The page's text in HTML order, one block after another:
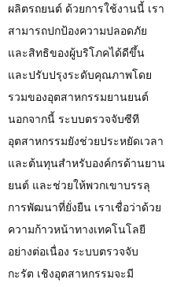
ผลิตรถยนต์ ด้วยการใช้งานนี้ เรา
สามารถปกป้องความปลอดภัย
และสิทธิของผู้บริโภคได้ดีขึ้น
และปรับปรุงระดับคุณภาพโดย
รวมของอุตสาหกรรมยานยนต์
นอกจากนี้ ระบบตรวจจับซีที
อุตสาหกรรมยังช่วยประหยัดเวลา
และต้นทุนสำหรับองค์กรด้านยาน
ยนต์ และช่วยให้พวกเขาบรรลุ
การพัฒนาที่ยั่งยืน เราเชื่อว่าด้วย
ความก้าวหน้าทางเทคโนโลยี
อย่างต่อเนื่อง ระบบตรวจจับ
กะรัต เชิงอุตสาหกรรมจะมี